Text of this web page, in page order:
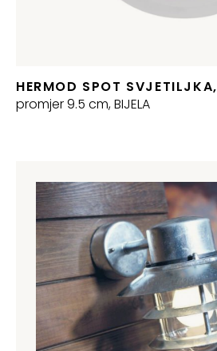
HERMOD SPOT SVJETILJKA,
promjer 9.5 cm, BIJELA